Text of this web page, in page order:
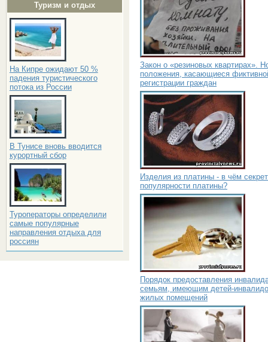
Туризм и отдых
На Кипре ожидают 50 %
падения туристического
потока из России
В Тунисе вновь вводится
курортный сбор
Туроператоры определили
самые популярные
направления отдыха для
россиян
Закон о «резиновых квартирах».
положения, касающиеся
регистрации граждан
Изделия из платины - в чём секрет
популярности платины?
Порядок предоставления
семьям, имеющим детей-
жилых помещений